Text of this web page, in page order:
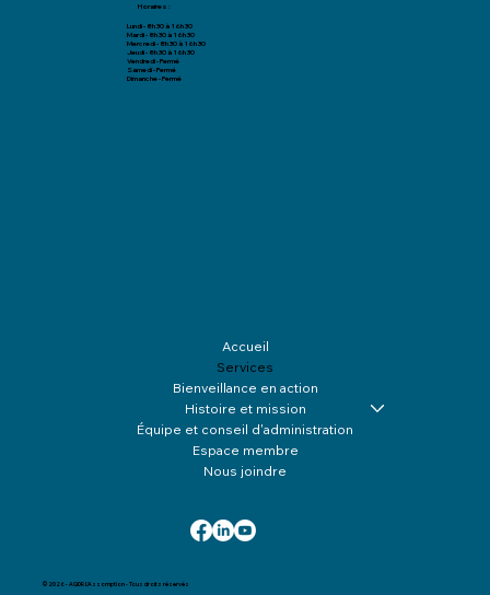
Horaires :
Lundi - 8h30 à 16h30
Mardi - 8h30 à 16h30
Mercredi - 8h30 à 16h30
Jeudi - 8h30 à 16h30
Vendredi - Fermé
Samedi - Fermé
Dimanche - Fermé
Accueil
Services
Bienveillance en action
Histoire et mission
Équipe et conseil d'administration
Espace membre
Nous joindre
© 2026 - AQDR L'Assomption - Tous droits réservés